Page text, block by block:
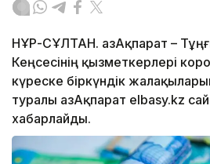
НҰР-СҰЛТАН. ҚазАқпарат –
Кеңсесінің қызметкерлері
күреске біркүндік
туралы ҚазАқпарат elbasy.kz
хабарлайды.